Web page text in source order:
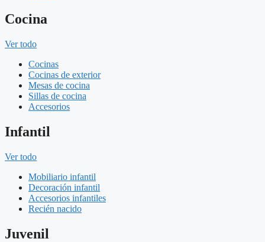
Cocina
Ver todo
Cocinas
Cocinas de exterior
Mesas de cocina
Sillas de cocina
Accesorios
Infantil
Ver todo
Mobiliario infantil
Decoración infantil
Accesorios infantiles
Recién nacido
Juvenil